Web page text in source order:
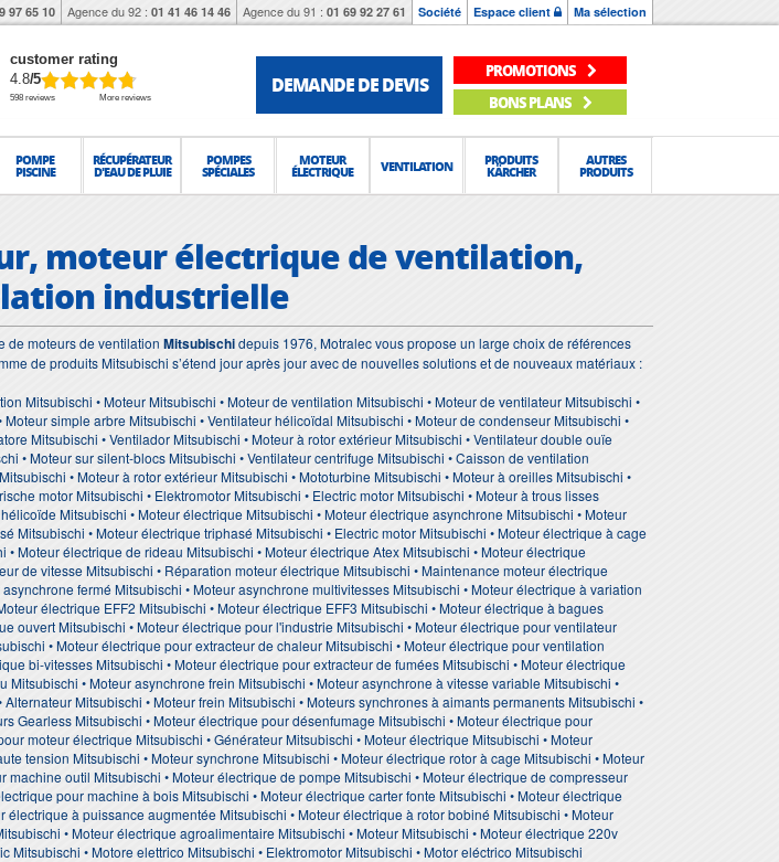
97 65 10 Agence du 92 : 01 41 46 14 46 Agence du 91 : 01 69 92 27 61 Société Espace client Ma sélection
customer rating
4.8/5
598 reviews More reviews
DEMANDE DE DEVIS
PROMOTIONS
BONS PLANS
POMPE
PISCINE
RÉCUPÉRATEUR
D'EAU DE PLUIE
POMPES
SPÉCIALES
MOTEUR
ÉLECTRIQUE VENTILATION PRODUITS
KÄRCHER
AUTRES
PRODUITS
moteur électrique de ventilation,
industrielle
de moteurs de ventilation Mitsubischidepuis 1976, Motralec vous propose un large choix de références
de produits Mitsubischi s’étend jour après jour avec de nouvelles solutions et de nouveaux matériaux :
Mitsubischi • Moteur Mitsubischi • Moteur de ventilation Mitsubischi • Moteur de ventilateur Mitsubischi •
simple arbre Mitsubischi • Ventilateur hélicoïdal Mitsubischi • Moteur de condenseur Mitsubischi •
Mitsubischi • Ventilador Mitsubischi • Moteur à rotor extérieur Mitsubischi • Ventilateur double ouïe
• Moteur sur silent-blocs Mitsubischi • Ventilateur centrifuge Mitsubischi • Caisson de ventilation
• Moteur à rotor extérieur Mitsubischi • Mototurbine Mitsubischi • Moteur à oreilles Mitsubischi •
motor Mitsubischi • Elektromotor Mitsubischi • Electric motor Mitsubischi • Moteur à trous lisses
Mitsubischi • Moteur électrique Mitsubischi • Moteur électrique asynchrone Mitsubischi • Moteur
Mitsubischi • Moteur électrique triphasé Mitsubischi • Electric motor Mitsubischi • Moteur électrique à cage
Moteur électrique de rideau Mitsubischi • Moteur électrique Atex Mitsubischi • Moteur électrique
de vitesse Mitsubischi • Réparation moteur électrique Mitsubischi • Maintenance moteur électrique
fermé Mitsubischi • Moteur asynchrone multivitesses Mitsubischi • Moteur électrique à variation
électrique EFF2 Mitsubischi • Moteur électrique EFF3 Mitsubischi • Moteur électrique à bagues
ouvert Mitsubischi • Moteur électrique pour l'industrie Mitsubischi • Moteur électrique pour ventilateur
• Moteur électrique pour extracteur de chaleur Mitsubischi • Moteur électrique pour ventilation
bi-vitesses Mitsubischi • Moteur électrique pour extracteur de fumées Mitsubischi • Moteur électrique
• Moteur asynchrone frein Mitsubischi • Moteur asynchrone à vitesse variable Mitsubischi •
Mitsubischi • Moteur frein Mitsubischi • Moteurs synchrones à aimants permanents Mitsubischi •
Gearless Mitsubischi • Moteur électrique pour désenfumage Mitsubischi • Moteur électrique pour
moteur électrique Mitsubischi • Générateur Mitsubischi • Moteur électrique Mitsubischi • Moteur
tension Mitsubischi • Moteur synchrone Mitsubischi • Moteur électrique rotor à cage Mitsubischi • Moteur
outil Mitsubischi • Moteur électrique de pompe Mitsubischi • Moteur électrique de compresseur
pour machine à bois Mitsubischi • Moteur électrique carter fonte Mitsubischi • Moteur électrique
à puissance augmentée Mitsubischi • Moteur électrique à rotor bobiné Mitsubischi • Moteur
• Moteur électrique agroalimentaire Mitsubischi • Moteur Mitsubischi • Moteur électrique 220v
Mitsubischi • Motore elettrico Mitsubischi • Elektromotor Mitsubischi • Motor eléctrico Mitsubischi